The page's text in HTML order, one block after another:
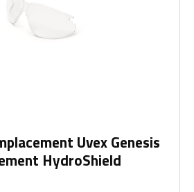
Uvex Genesis
HydroShield